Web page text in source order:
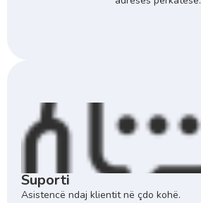
Suporti
Asistencë ndaj klientit në çdo kohë.